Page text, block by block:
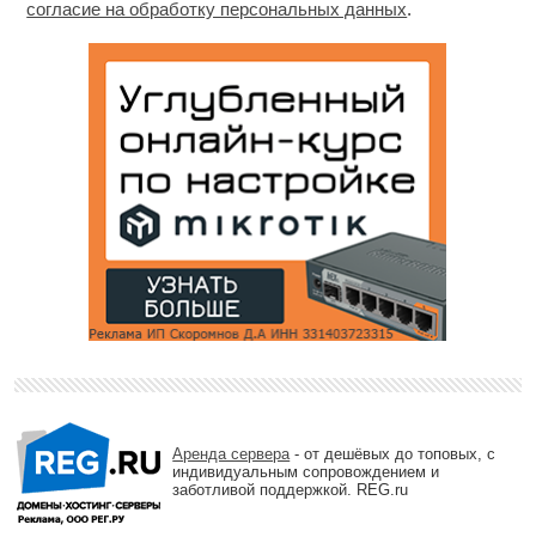
согласие на обработку персональных данных.
Аренда сервера - от дешёвых до топовых, с
индивидуальным сопровождением и
заботливой поддержкой. REG.ru